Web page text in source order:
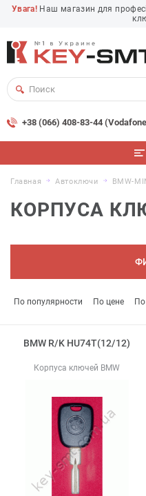
Увага! Наш магазин для
+38 (066) 408-83-44
Главная Автоключи BMW-
КОРПУСА
По популярности По цене По
BMW R/K HU74T(12/12)
Корпуса ключей BMW